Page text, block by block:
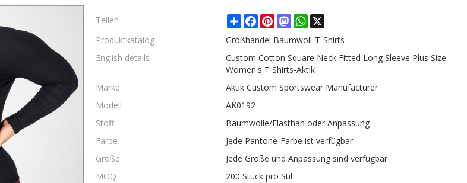
Teilen ShareFacebook
PinterestMastodonWhatsApp
X
Produktkatalog
Großhandel Baumwoll-T-Shirts
English details
Custom Cotton Square Neck Fitted Long Sleeve Plus Size
Women's T Shirts-Aktik
Marke
Aktik Custom Sportswear Manufacturer
Modell
AK0192
Stoff
Baumwolle/Elasthan oder Anpassung
Farbe
Jede Pantone-Farbe ist verfügbar
Größe
Jede Größe und Anpassung sind verfügbar
MOQ
200 Stück pro Stil